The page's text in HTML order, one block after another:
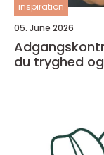
inspiration
05. June 2026
du tryghed